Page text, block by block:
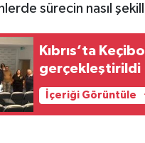
sürecin nasıl
Kıbrıs’ta
gerçekleştirildi
İçeriği Görüntüle